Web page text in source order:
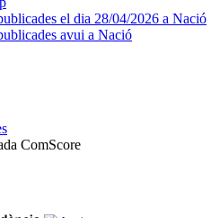
el dia 28/04/2026 a Nació
avui a Nació
ComScore